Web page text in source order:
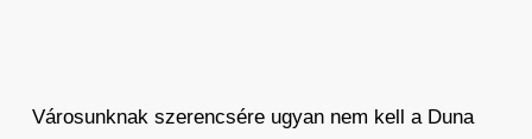
Városunknak szerencsére ugyan nem kell a Duna